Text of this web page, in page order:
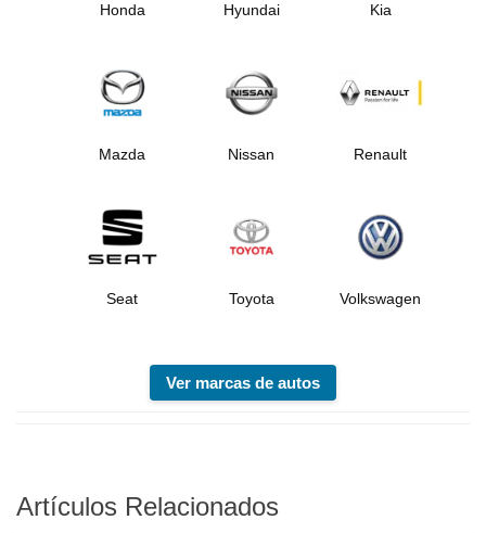
Honda Hyundai Kia
Mazda Nissan Renault
Seat Toyota Volkswagen
Ver marcas de autos
Artículos Relacionados